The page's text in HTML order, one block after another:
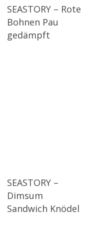
SEASTORY – Rote
Bohnen Pau
gedämpft
SEASTORY –
Dimsum
Sandwich Knödel